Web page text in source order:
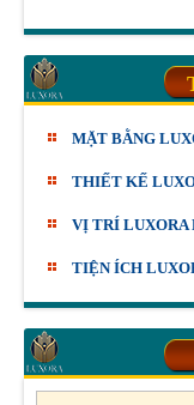
MẶT BẰNG
THIẾT KẾ
VỊ TRÍ LUXORA
TIỆN ÍCH